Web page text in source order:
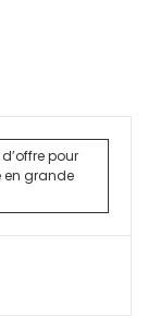
pour
grande